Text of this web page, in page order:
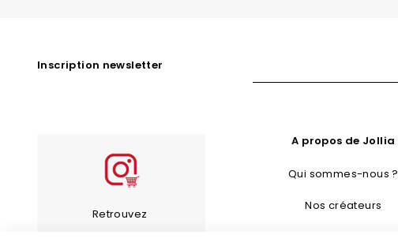
Inscription newsletter
Retrouvez
A propos de Jollia
Qui sommes-nous ?
Nos créateurs